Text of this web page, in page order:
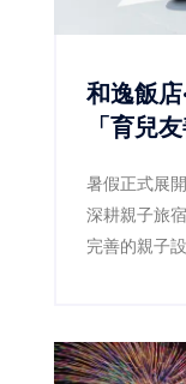
和逸飯
「育兒
暑假正式展
深耕親子旅
完善的親子
到來，飯店
仔埕」，並